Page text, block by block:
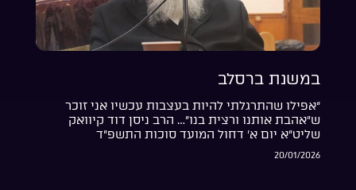
במשנת ברסלב
“אפילו שהתרגלתי להיות בעצבות עכשיו אני זוכר
ש”אהבת אותנו ורצית בנו”… הרב ניסן דוד קיוואק
שליט”א יום א’ דחול המועד סוכות התשפ”ד
20/01/2026